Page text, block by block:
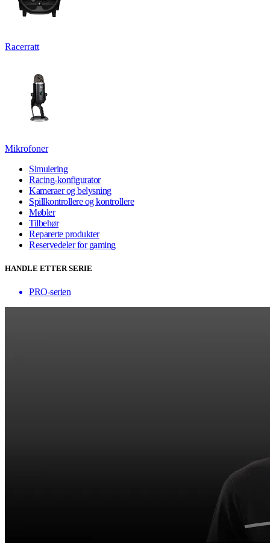
Racerratt
Mikrofoner
Simulering
Racing-konfigurator
Kameraer og belysning
Spillkontrollere og kontrollere
Møbler
Tilbehør
Reparerte produkter
Reservedeler for gaming
HANDLE ETTER SERIE
PRO-serien